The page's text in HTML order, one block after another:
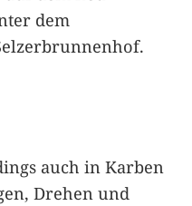
dem
auch in Karben
Drehen und